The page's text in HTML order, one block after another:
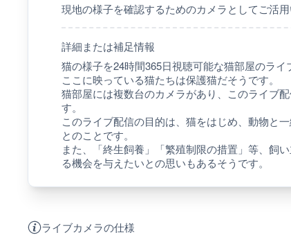
現地の様子を確認するためのカメラとしてご活用
詳細または補足情報
猫の様子を24時間365日視聴可能な猫部屋のライ
ここに映っている猫たちは保護猫だそうです。
猫部屋には複数台のカメラがあり、このライブ
す。
このライブ配信の目的は、猫をはじめ、動物と
とのことです。
また、「終生飼養」「繁殖制限の措置」等、飼
る機会を与えたいとの思いもあるそうです。
ライブカメラの仕様